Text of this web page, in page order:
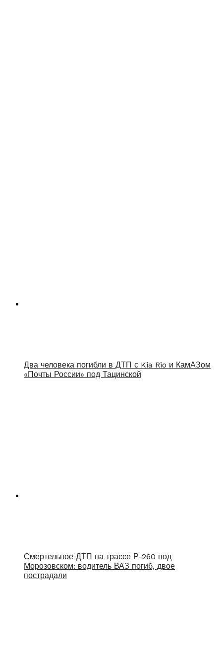
Два человека погибли в ДТП с Kia Rio и КамАЗом
«Почты России» под Тацинской
Смертельное ДТП на трассе Р-260 под
Морозовском: водитель ВАЗ погиб, двое
пострадали